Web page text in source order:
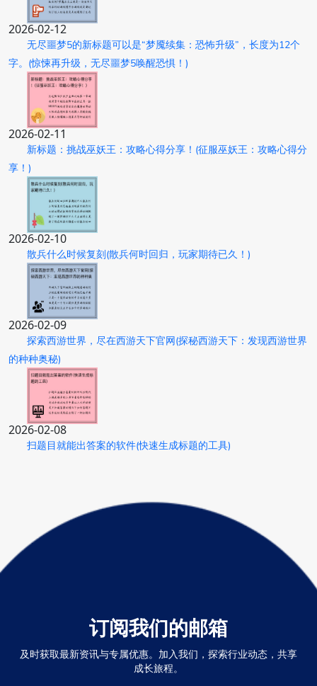
2026-02-12
无尽噩梦5的新标题可以是“梦魇续集：恐怖升级”，长度为12个
字。(惊悚再升级，无尽噩梦5唤醒恐惧！)
2026-02-11
新标题：挑战巫妖王：攻略心得分享！(征服巫妖王：攻略心得分
享！)
2026-02-10
散兵什么时候复刻(散兵何时回归，玩家期待已久！)
2026-02-09
探索西游世界，尽在西游天下官网(探秘西游天下：发现西游世界
的种种奥秘)
2026-02-08
扫题目就能出答案的软件(快速生成标题的工具)
订阅我们的邮箱
及时获取最新资讯与专属优惠。加入我们，探索行业动态，共享
成长旅程。